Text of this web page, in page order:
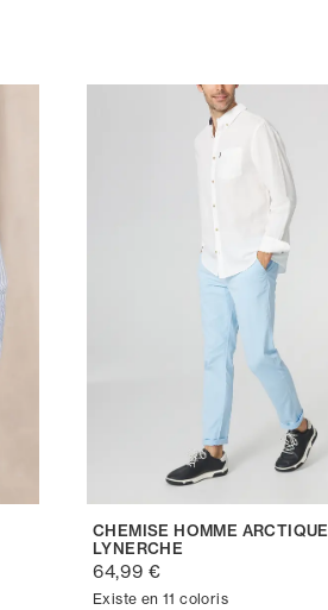
CHEMISE HOMME ARCTIQUE
LYNERCHE
64,99 €
Existe en 11 coloris